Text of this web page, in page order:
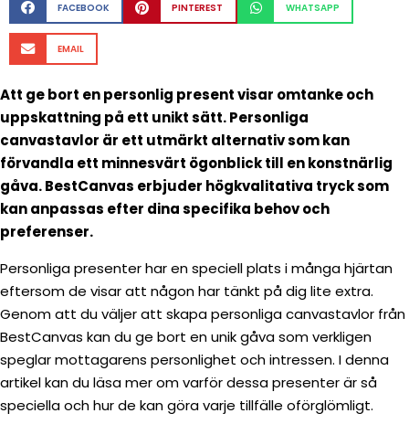
FACEBOOK PINTEREST WHATSAPP
EMAIL
Att ge bort en personlig present visar omtanke och
uppskattning på ett unikt sätt. Personliga
canvastavlor är ett utmärkt alternativ som kan
förvandla ett minnesvärt ögonblick till en konstnärlig
gåva. BestCanvas erbjuder högkvalitativa tryck som
kan anpassas efter dina specifika behov och
preferenser.
Personliga presenter har en speciell plats i många hjärtan
eftersom de visar att någon har tänkt på dig lite extra.
Genom att du väljer att skapa personliga canvastavlor från
BestCanvas kan du ge bort en unik gåva som verkligen
speglar mottagarens personlighet och intressen. I denna
artikel kan du läsa mer om varför dessa presenter är så
speciella och hur de kan göra varje tillfälle oförglömligt.